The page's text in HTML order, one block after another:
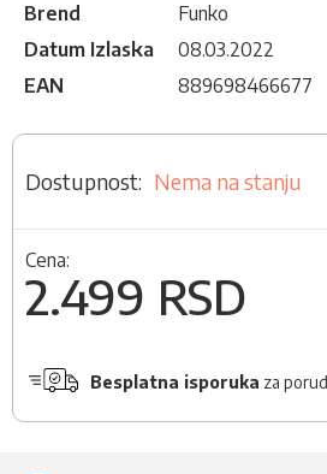
Brend
Funko
Datum Izlaska
08.03.2022
EAN
889698466677
Nema na stanju
Cena:
2.499 RSD
Besplatna isporuka za